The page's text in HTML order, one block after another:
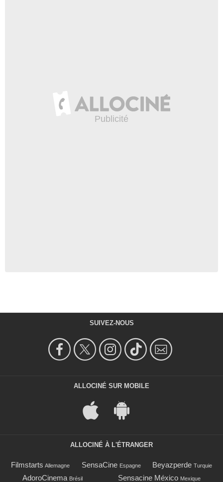
SUIVEZ-NOUS
ALLOCINÉ SUR MOBILE
ALLOCINÉ À L'ÉTRANGER
Filmstarts Allemagne SensaCine Espagne Beyazperde Turquie
AdoroCinema Brésil Sensacine México Mexique